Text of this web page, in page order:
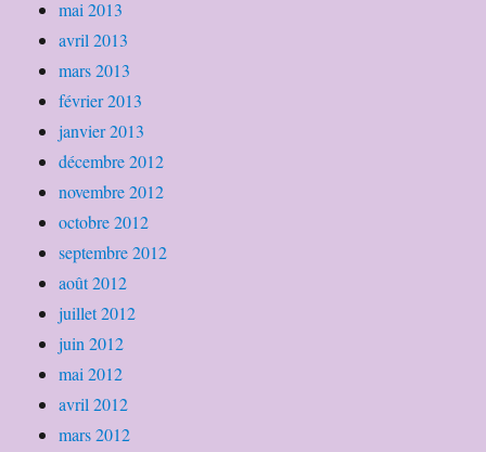
mai 2013
avril 2013
mars 2013
février 2013
janvier 2013
décembre 2012
novembre 2012
octobre 2012
septembre 2012
août 2012
juillet 2012
juin 2012
mai 2012
avril 2012
mars 2012